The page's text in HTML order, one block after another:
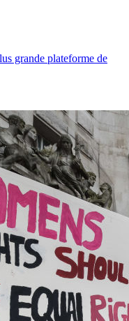
grande plateforme de